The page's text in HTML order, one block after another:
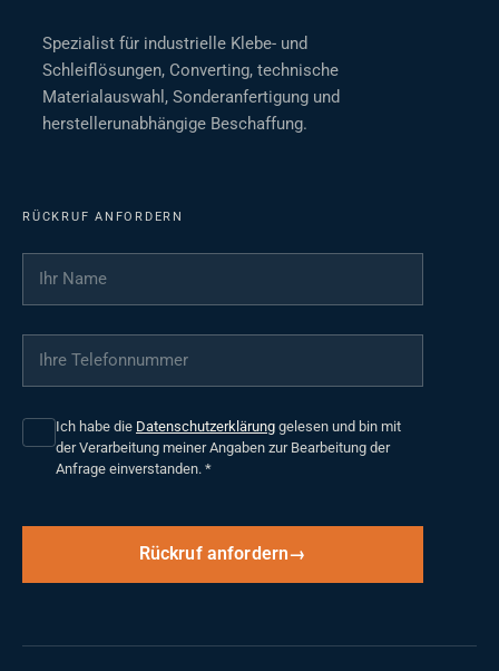
Spezialist für industrielle Klebe- und
Schleiflösungen, Converting, technische
Materialauswahl, Sonderanfertigung und
herstellerunabhängige Beschaffung.
RÜCKRUF ANFORDERN
Ihr Name
Ihre Telefonnummer
Ich habe die Datenschutzerklärung gelesen und bin mit
der Verarbeitung meiner Angaben zur Bearbeitung der
Anfrage einverstanden. *
Rückruf anfordern